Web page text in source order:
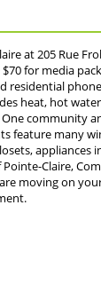
at 205 Rue
for media
residential
heat, hot
community
feature many
appliances
Claire,
moving on